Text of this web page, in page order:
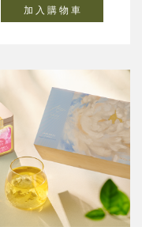
加 入 購 物 車